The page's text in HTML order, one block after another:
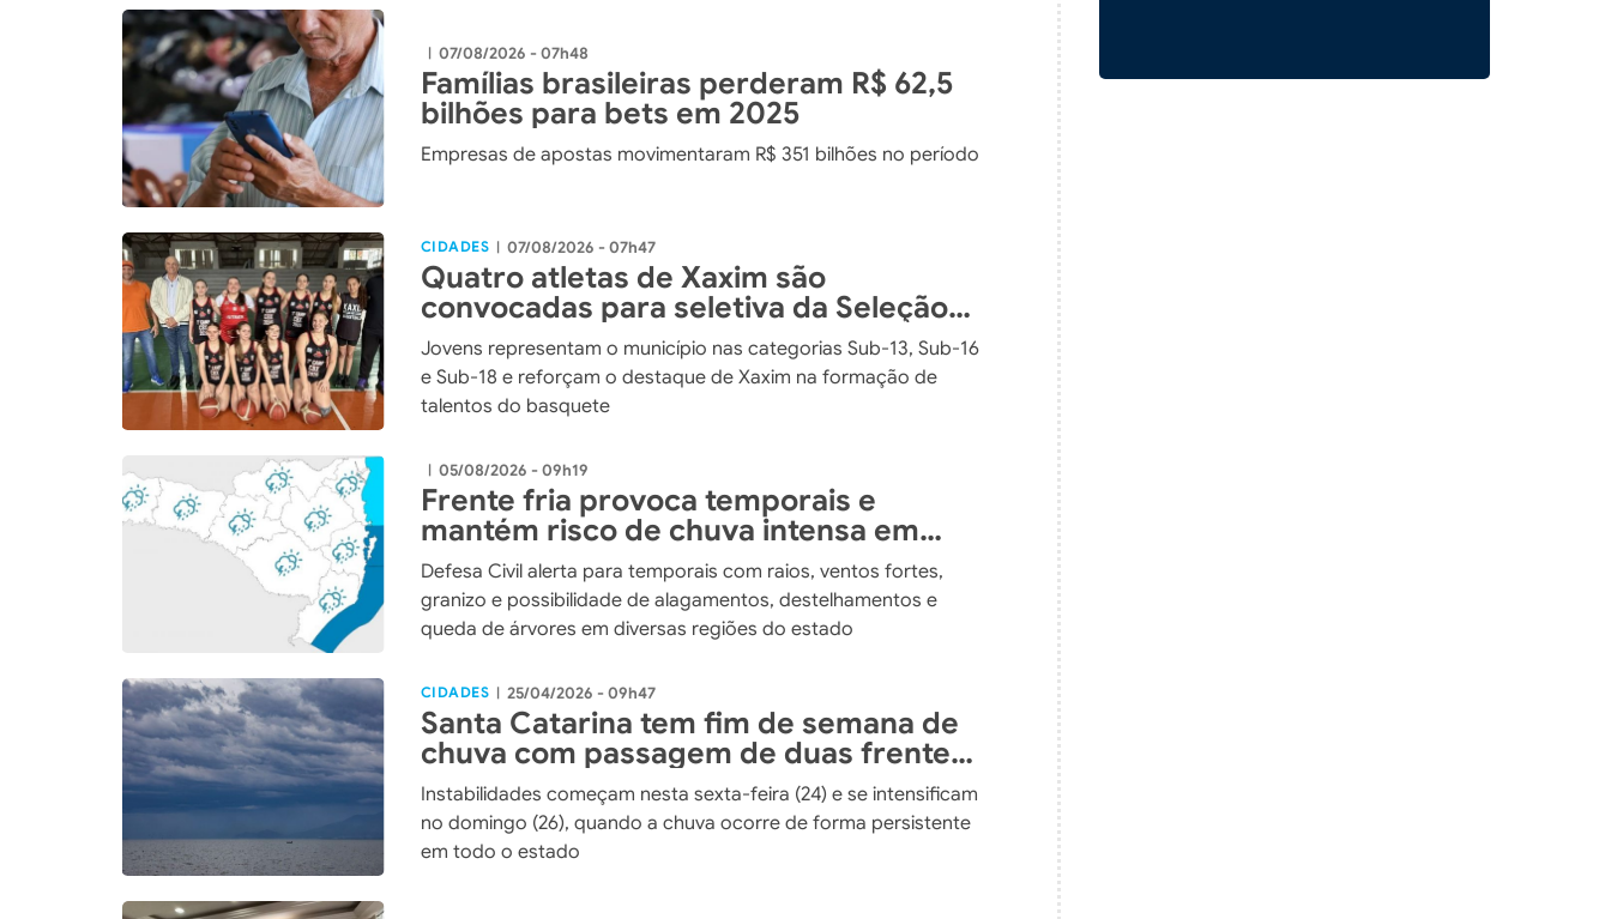
| 07/08/2026 - 07h48
Famílias brasileiras perderam R$ 62,5
bilhões para bets em 2025
Empresas de apostas movimentaram R$ 351 bilhões no período
CIDADES | 07/08/2026 - 07h47
Quatro atletas de Xaxim são
convocadas para seletiva da Seleção
Catarinense de Basquete
Jovens representam o município nas categorias Sub-13, Sub-16
e Sub-18 e reforçam o destaque de Xaxim na formação de
talentos do basquete
| 05/08/2026 - 09h19
Frente fria provoca temporais e
mantém risco de chuva intensa em
Santa Catarina até o fim de semana
Defesa Civil alerta para temporais com raios, ventos fortes,
granizo e possibilidade de alagamentos, destelhamentos e
queda de árvores em diversas regiões do estado
CIDADES | 25/04/2026 - 09h47
Santa Catarina tem fim de semana de
chuva com passagem de duas frentes
frias
Instabilidades começam nesta sexta-feira (24) e se intensificam
no domingo (26), quando a chuva ocorre de forma persistente
em todo o estado